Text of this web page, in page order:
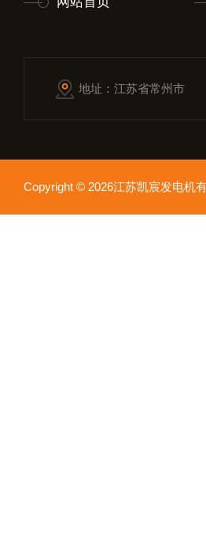
地址：江苏省常州市
Copyright © 2026江苏凯宸发电机